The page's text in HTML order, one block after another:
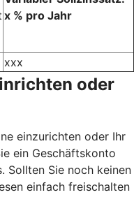
x % pro Jahr
xxx
oder
einzurichten oder Ihr
ein Geschäftskonto
Sollten Sie noch keinen
einfach freischalten